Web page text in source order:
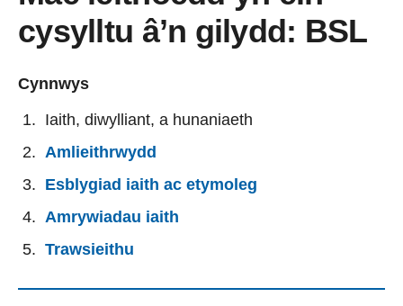
cysylltu â’n gilydd: BSL
Cynnwys
Iaith, diwylliant, a hunaniaeth
Amlieithrwydd
Esblygiad iaith ac etymoleg
Amrywiadau iaith
Trawsieithu